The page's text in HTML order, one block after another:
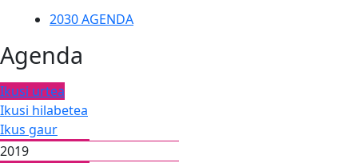
2030 AGENDA
Agenda
Ikusi urtea
Ikusi hilabetea
Ikus gaur
2019